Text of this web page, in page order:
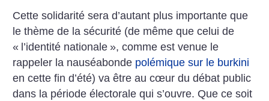
Cette solidarité sera d’autant plus importante que
le thème de la sécurité (de même que celui de
« l’identité nationale », comme est venue le
rappeler la nauséabonde polémique sur le burkini
en cette fin d’été) va être au cœur du débat public
dans la période électorale qui s’ouvre. Que ce soit